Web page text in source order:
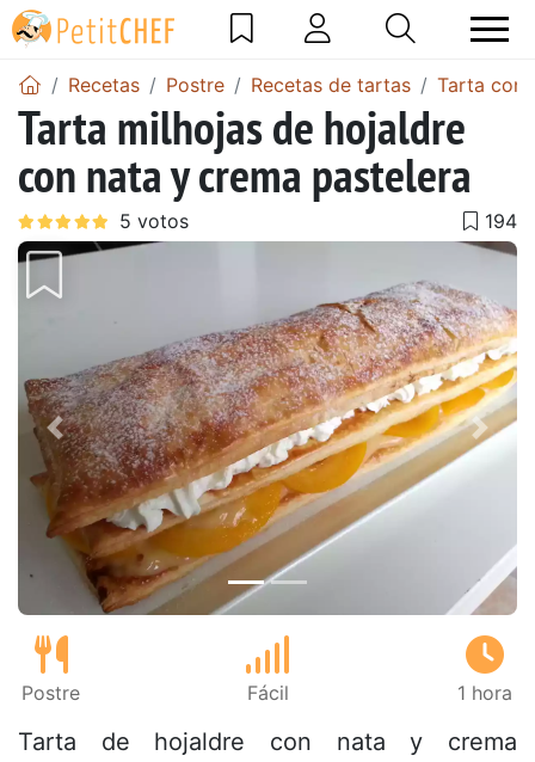
Recetas Postre Recetas de tartas Tarta con
Tarta milhojas de hojaldre
con nata y crema pastelera
Anterior
Postre Fácil 1 hora
Tarta de hojaldre con nata y crema